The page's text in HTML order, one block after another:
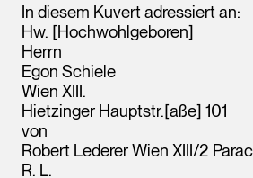
Leopold Museum,
Wien
In diesem Kuvert adressiert an:
Hw. [Hochwohlgeboren]
Herrn
Egon Schiele
Wien XIII.
Hietzinger Hauptstr.[aße] 101
von
Robert Lederer Wien XIII/2
R. L.